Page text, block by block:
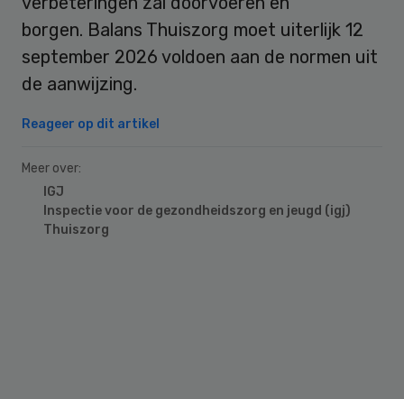
borgen. Balans Thuiszorg moet uiterlijk 12
september 2026 voldoen aan de normen uit
de aanwijzing.
Reageer op dit artikel
Meer over:
IGJ
Inspectie voor de gezondheidszorg en jeugd (igj)
Thuiszorg